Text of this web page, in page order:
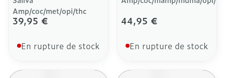
Amp/coc/met/opi/thc
39,95 €
En rupture de stock
44,95 €
En rupture de stock